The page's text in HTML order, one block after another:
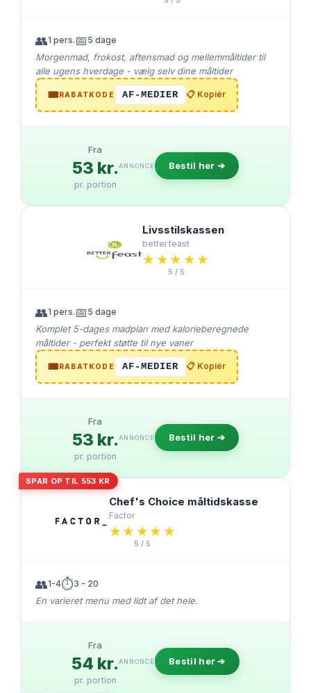
👥1 pers. 📅 5 dage
Morgenmad, frokost, aftensmad og mellemmåltider til
alle ugens hverdage - vælg selv dine måltider
🎟️RABATKODE AF-MEDIER 📋 Kopiér
Fra
53 kr.
pr. portion
ANNONCE Bestil her ➔
Livsstilskassen
betterfeast
★★★★★
★★★★★
5 / 5
👥1 pers. 📅 5 dage
Komplet 5-dages madplan med kalorieberegnede
måltider - perfekt støtte til nye vaner
🎟️RABATKODE AF-MEDIER 📋 Kopiér
Fra
53 kr.
pr. portion
ANNONCE Bestil her ➔
SPAR OP TIL 553 KR
Chef's Choice måltidskasse
Factor
★★★★★
★★★★★
5 / 5
👥1-4⏱️3 - 20
En varieret menu med lidt af det hele.
Fra
54 kr.
pr. portion
ANNONCE Bestil her ➔